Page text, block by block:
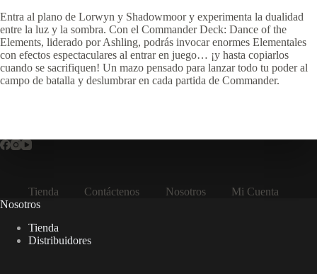
Entra al plano de Lorwyn y Shadowmoor y experimenta la dualidad
entre la luz y la sombra. Con el Commander Deck: Dance of the
Elements, liderado por Ashling, podrás invocar enormes Elementales
con efectos espectaculares al entrar en juego… ¡y hasta copiarlos
cuando se sacrifiquen! Un mazo pensado para lanzar todo tu poder al
campo de batalla y deslumbrar en cada partida de Commander.
Tienda Contáctenos Nosotros
Mi Cuenta
Nosotros
Tienda
Distribuidores